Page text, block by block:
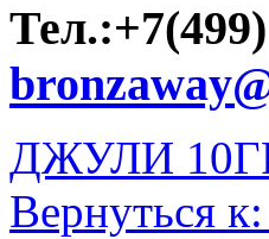
ДЖУЛИ 10
Вернуться